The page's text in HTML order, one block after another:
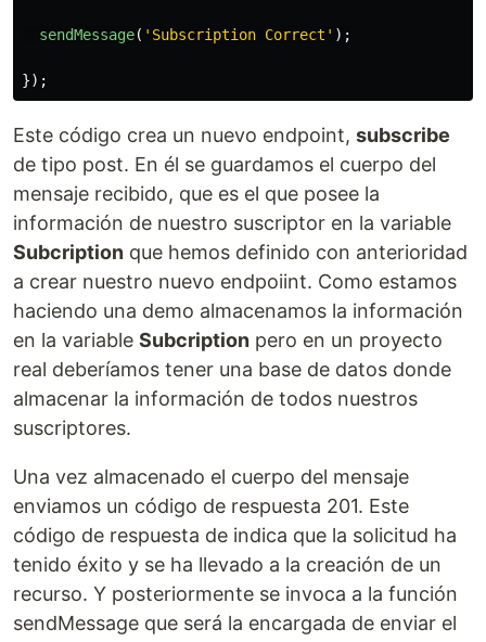
sendMessage( ' Subscription Correct ' );
});
Este código crea un nuevo endpoint, subscribe
de tipo post. En él se guardamos el cuerpo del
mensaje recibido, que es el que posee la
información de nuestro suscriptor en la variable
Subcription que hemos definido con anterioridad
a crear nuestro nuevo endpoiint. Como estamos
haciendo una demo almacenamos la información
en la variable Subcription pero en un proyecto
real deberíamos tener una base de datos donde
almacenar la información de todos nuestros
suscriptores.
Una vez almacenado el cuerpo del mensaje
enviamos un código de respuesta 201. Este
código de respuesta de indica que la solicitud ha
tenido éxito y se ha llevado a la creación de un
recurso. Y posteriormente se invoca a la función
sendMessage que será la encargada de enviar el